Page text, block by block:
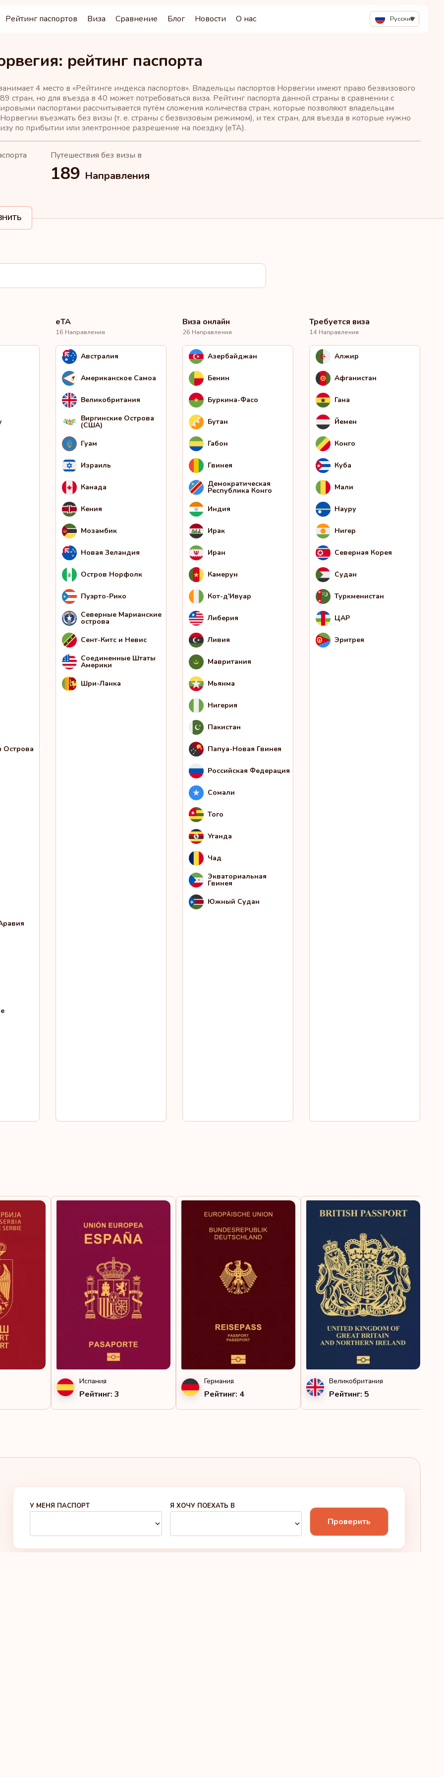
Русский
Рейтинг паспортов Виза Сравнение Блог Новости О нас
рейтинг паспорта
4 место в «Рейтинге индекса паспортов». Владельцы паспортов Норвегии имеют право безвизового
стран, но для въезда в 40 может потребоваться виза. Рейтинг паспорта данной страны в сравнении с
паспортами рассчитывается путём сложения количества стран, которые позволяют владельцам
въезжать без визы (т. е. страны с безвизовым режимом), и тех стран, для въезда в которые нужно
по прибытии или электронное разрешение на поездку (eTA).
Путешествия без визы в
189 Направления
eTA
16 Направления
Австралия
Американское Самоа
Великобритания
Виргинские Острова
(США)
Гуам
Израиль
Канада
Кения
Мозамбик
Новая Зеландия
Остров Норфолк
Пуэрто-Рико
Северные Марианские
острова
Сент-Китс и Невис
Соединенные Штаты
Америки
Шри-Ланка
Виза онлайн
26 Направления
Азербайджан
Бенин
Буркина-Фасо
Бутан
Габон
Гвинея
Демократическая
Республика Конго
Индия
Ирак
Иран
Камерун
Кот-д'Ивуар
Либерия
Ливия
Мавритания
Мьянма
Нигерия
Пакистан
Папуа-Новая Гвинея
Российская Федерация
Сомали
Того
Уганда
Чад
Экваториальная
Гвинея
Южный Судан
Требуется виза
14 Направления
Алжир
Афганистан
Гана
Йемен
Конго
Куба
Мали
Науру
Нигер
Северная Корея
Судан
Туркменистан
ЦАР
Эритрея
Испания
Рейтинг: 3
Германия
Рейтинг: 4
Великобритания
Рейтинг: 5
У МЕНЯ ПАСПОРТ Я ХОЧУ ПОЕХАТЬ В
Проверить